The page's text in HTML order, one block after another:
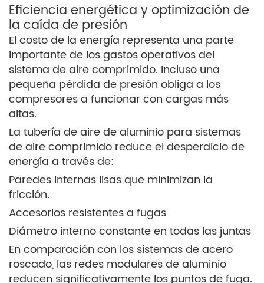
Eficiencia energética y optimización de
la caída de presión
El costo de la energía representa una parte
importante de los gastos operativos del
sistema de aire comprimido. Incluso una
pequeña pérdida de presión obliga a los
compresores a funcionar con cargas más
altas.
La tubería de aire de aluminio para sistemas
de aire comprimido reduce el desperdicio de
energía a través de:
Paredes internas lisas que minimizan la
fricción.
Accesorios resistentes a fugas
Diámetro interno constante en todas las juntas
En comparación con los sistemas de acero
roscado, las redes modulares de aluminio
reducen significativamente los puntos de fuga.